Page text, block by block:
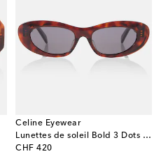
Celine Eyewear
Lunettes de soleil Bold 3 Dots ovales
CHF 420
original price